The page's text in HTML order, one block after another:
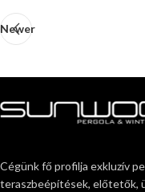
Newer
Cégünk fő profilja exkluzív
teraszbeépítések, előtetők,